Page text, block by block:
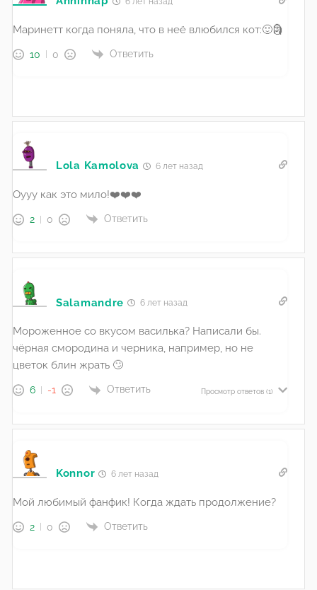
Маринетт когда поняла, что в неё влюбился кот:🙂🗿
10 0 Ответить
Lola Kamolova 6 лет назад
Оууу как это мило!❤️❤️❤️
2 0 Ответить
Salamandre 6 лет назад
Мороженное со вкусом василька? Написали бы.
чёрная смородина и черника, например, но не
цветок блин жрать 🙄
6 -1 Ответить Просмотр ответов (1)
Konnor 6 лет назад
Мой любимый фанфик! Когда ждать продолжение?
2 0 Ответить